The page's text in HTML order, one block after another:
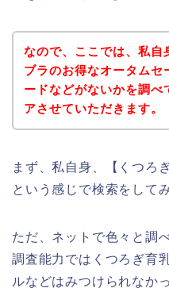
なので、ここでは、私自
ブラのお得なオータムセ
ードなどがないかを調べ
アさせていただきます。
まず、私自身、【くつろ
という感じで検索をして
ただ、ネットで色々と調
調査能力ではくつろぎ育
ルなどはみつけられなか